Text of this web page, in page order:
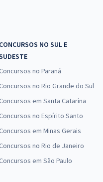
CONCURSOS NO SUL E
no Paraná
no Rio Grande do Sul
em Santa Catarina
no Espírito Santo
em Minas Gerais
no Rio de Janeiro
em São Paulo